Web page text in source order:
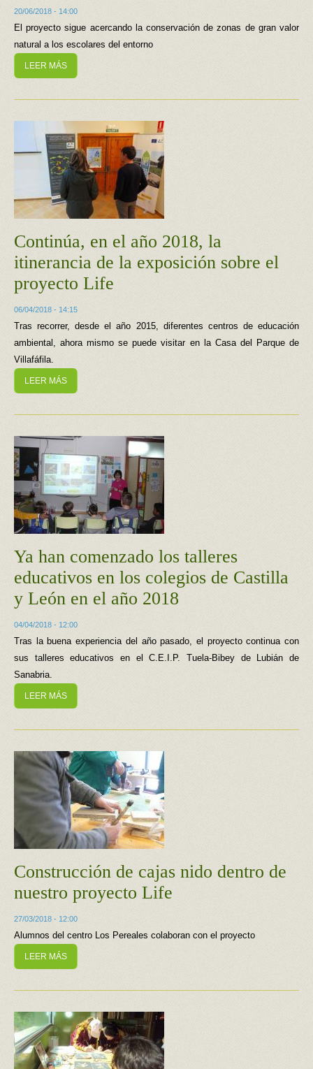
20/06/2018 - 14:00
El proyecto sigue acercando la conservación de zonas de gran valor
natural a los escolares del entorno
LEER MÁS
Continúa, en el año 2018, la
itinerancia de la exposición sobre el
proyecto Life
06/04/2018 - 14:15
Tras recorrer, desde el año 2015, diferentes centros de educación
ambiental, ahora mismo se puede visitar en la Casa del Parque de
Villafáfila.
LEER MÁS
Ya han comenzado los talleres
educativos en los colegios de Castilla
y León en el año 2018
04/04/2018 - 12:00
Tras la buena experiencia del año pasado, el proyecto continua con
sus talleres educativos en el C.E.I.P. Tuela-Bibey de Lubián de
Sanabria.
LEER MÁS
Construcción de cajas nido dentro de
nuestro proyecto Life
27/03/2018 - 12:00
Alumnos del centro Los Pereales colaboran con el proyecto
LEER MÁS